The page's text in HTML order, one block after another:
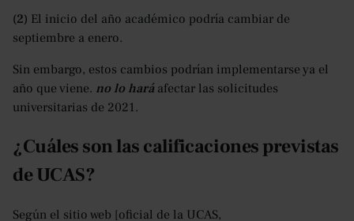
(2) El inicio del año académico podría cambiar de
septiembre a enero.
Sin embargo, estos cambios podrían implementarse ya el
año que viene. no lo hará afectar las solicitudes
universitarias de 2021.
¿Cuáles son las calificaciones previstas
de UCAS?
Según el sitio web [oficial de la UCAS,